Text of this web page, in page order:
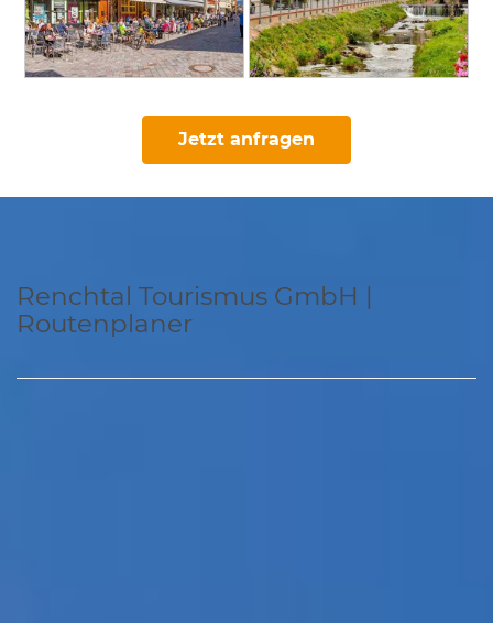
Jetzt anfragen
Renchtal Tourismus GmbH |
Routenplaner